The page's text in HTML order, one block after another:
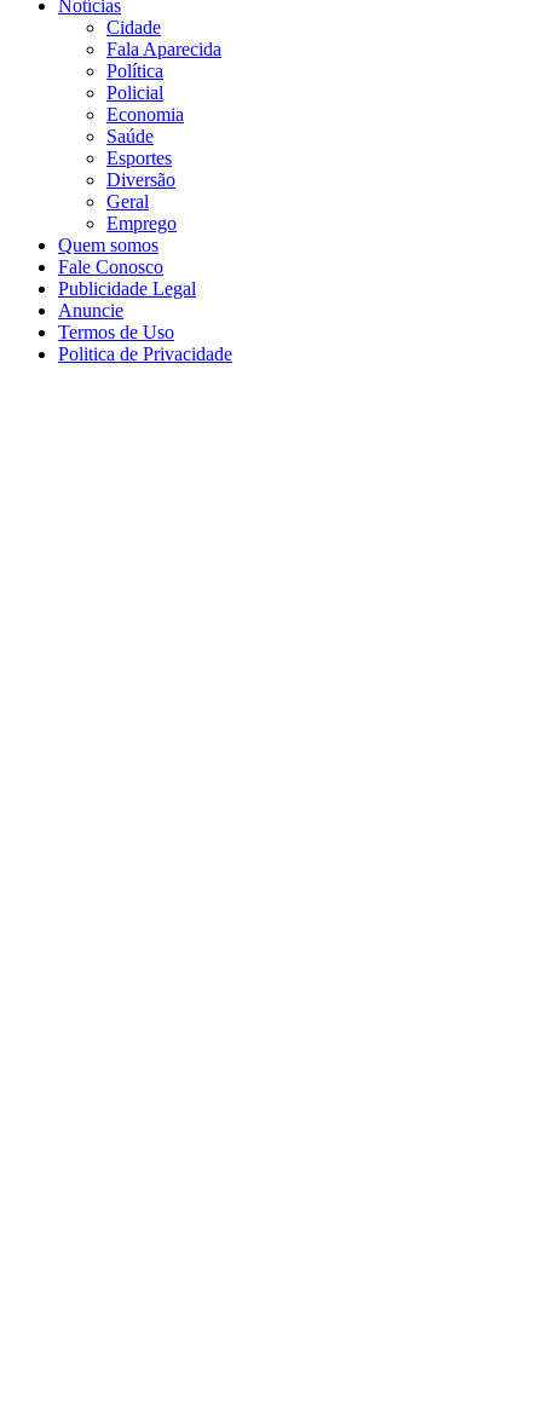
Notícias
Cidade
Fala Aparecida
Política
Policial
Economia
Saúde
Esportes
Diversão
Geral
Emprego
Quem somos
Fale Conosco
Publicidade Legal
Anuncie
Termos de Uso
Politica de Privacidade